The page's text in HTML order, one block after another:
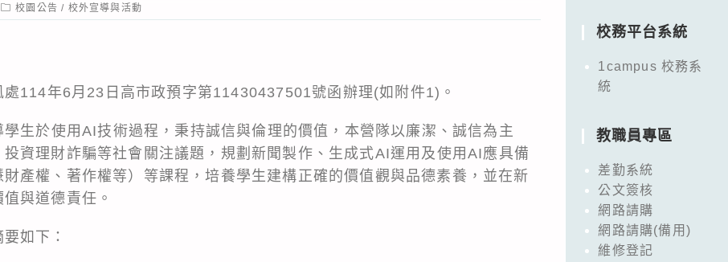
Post
category:
校園公告 / 校外宣導與活動
114年6月23日高市政預字第11430437501號函辦理(如附件1)。
生於使用AI技術過程，秉持誠信與倫理的價值，本營隊以廉潔、誠信為主
資理財詐騙等社會關注議題，規劃新聞製作、生成式AI運用及使用AI應具備
產權、著作權等）等課程，培養學生建構正確的價值觀與品德素養，並在新
與道德責任。
如下：
校務平台系統
1campus 校務系
統
教職員專區
差勤系統
公文簽核
網路請購
網路請購(備用)
維修登記